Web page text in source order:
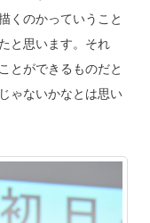
くのかっていうこと
と思います。それ
とができるものだと
ゃないかなとは思い